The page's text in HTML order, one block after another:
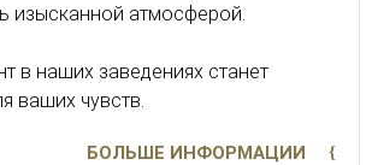
изысканной атмосферой.
в наших заведениях станет
ваших чувств.
БОЛЬШЕ ИНФОРМАЦИИ